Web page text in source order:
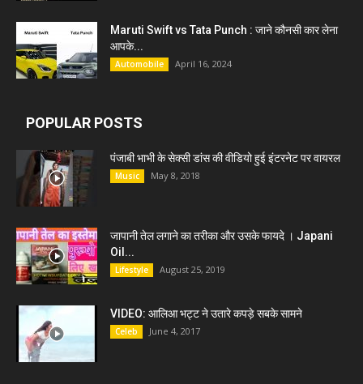
Maruti Swift vs Tata Punch : जाने कौनसी कार लेना
आपके...
Automobile April 16, 2024
POPULAR POSTS
पंजाबी भाभी के सेक्सी डांस की वीडियो हुई इंटरनेट पर वायरल
Music May 8, 2018
जापानी तेल लगाने का तरीका और उसके फायदे । Japani
Oil...
Lifestyle August 25, 2019
VIDEO: आलिआ भट्ट ने उतारे कपड़े सबके सामने
Celeb June 4, 2017